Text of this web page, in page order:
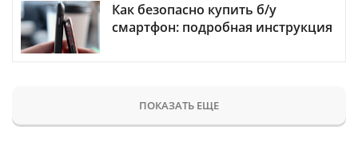
Как безопасно купить б/у
смартфон: подробная инструкция
ПОКАЗАТЬ ЕЩЕ